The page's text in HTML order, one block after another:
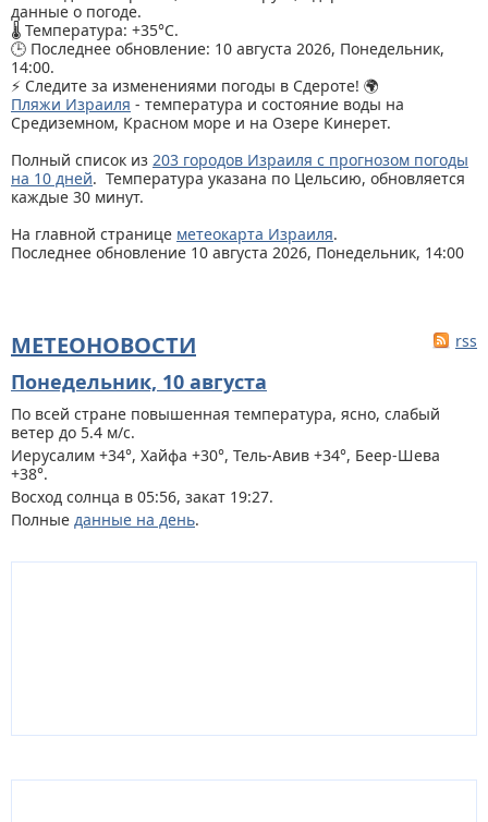
данные о погоде.
🌡️ Температура: +35°C.
🕒 Последнее обновление: 10 августа 2026, Понедельник,
14:00.
⚡ Следите за изменениями погоды в Сдероте! 🌍
Пляжи Израиля - температура и состояние воды на
Средиземном, Красном море и на Озере Кинерет.
Полный список из 203 городов Израиля с прогнозом погоды
на 10 дней. Температура указана по Цельсию, обновляется
каждые 30 минут.
На главной странице метеокарта Израиля.
Последнее обновление 10 августа 2026, Понедельник, 14:00
МЕТЕОНОВОСТИ rss
Понедельник, 10 августа
По всей стране повышенная температура, ясно, слабый
ветер до 5.4 м/с.
Иерусалим +34°, Хайфа +30°, Тель-Авив +34°, Беер-Шева
+38°.
Восход солнца в 05:56, закат 19:27.
Полные данные на день.